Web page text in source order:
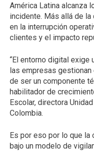
América Latina alcanza
incidente. Más allá de
en la interrupción
clientes y el impacto
“El entorno digital exige
las empresas
de ser un componente
habilitador de
Escolar, directora
Colombia.
Es por eso por lo que la
bajo un modelo de